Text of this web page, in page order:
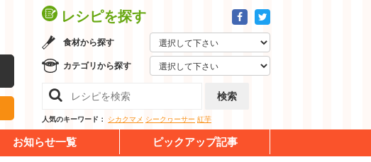
レシピを探す
食材から探す
カテゴリから探す
検索
人気のキーワード： シカクマメ シークヮーサー 紅芋
お知らせ一覧 ピックアップ記事